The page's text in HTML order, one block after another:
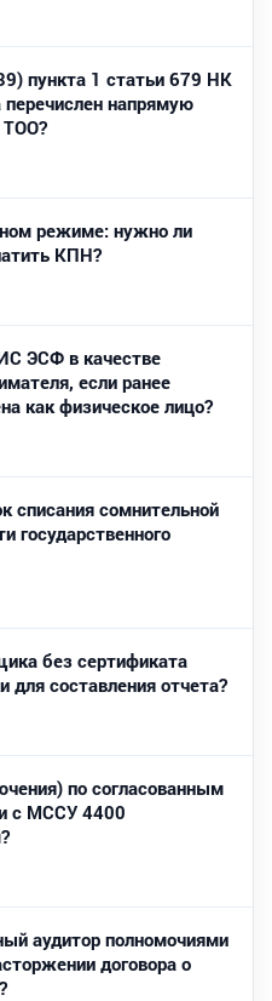
пункта 1 статьи 679 НК
напрямую
ТОО?
режиме: нужно ли
КПН?
ЭСФ в качестве
если ранее
как физическое лицо?
списания сомнительной
государственного
без сертификата
для составления отчета?
по согласованным
с МССУ 4400
аудитор полномочиями
договора о